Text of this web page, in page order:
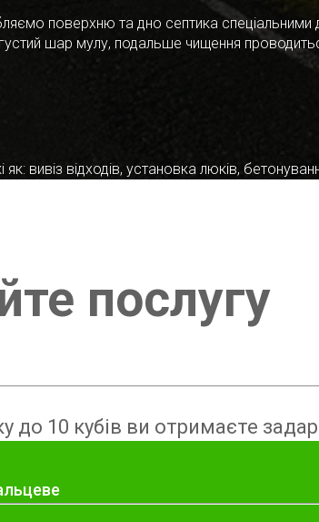
поверхню та дно септика спеціальними
шар мулу, подальше чищення
вивіз відходів, установка люків,
послугу
до 10 кубів ви отримаєте